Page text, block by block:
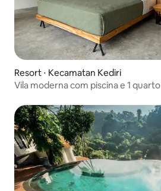
Resort ⋅ Kecamatan Kediri
Vila moderna com piscina e 1 quarto